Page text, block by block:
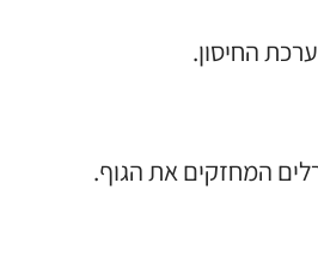
החיסון.
המחזקים את הגוף.